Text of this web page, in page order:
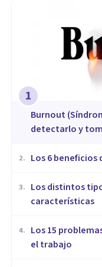
1
Burnout
detectarlo y
2. ​Los 6
3.
​Los distintos
características
4.
​Los 15
el trabajo